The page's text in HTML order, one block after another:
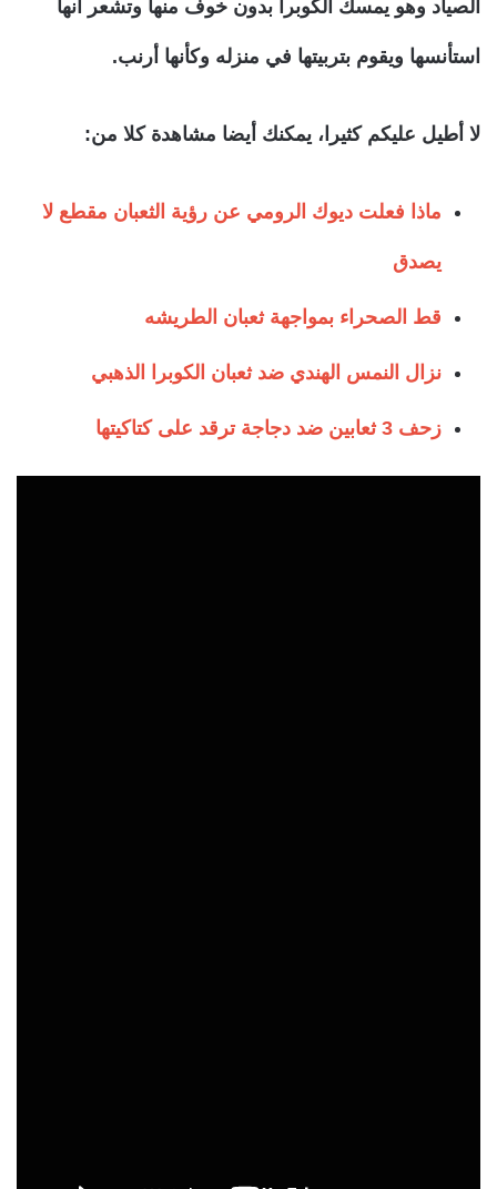
الصياد وهو يمسك الكوبرا بدون خوف منها وتشعر أنها
استأنسها ويقوم بتربيتها في منزله وكأنها أرنب.
لا أطيل عليكم كثيرا، يمكنك أيضا مشاهدة كلا من:
ماذا فعلت ديوك الرومي عن رؤية الثعبان مقطع لا
يصدق
قط الصحراء بمواجهة ثعبان الطريشه
نزال النمس الهندي ضد ثعبان الكوبرا الذهبي
زحف 3 ثعابين ضد دجاجة ترقد على كتاكيتها